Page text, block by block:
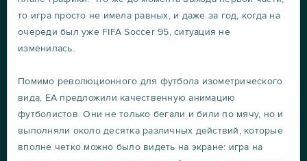
то игра просто не имела равных, и даже за год, когда на
очереди был уже FIFA Soccer 95, ситуация не
изменилась.
Помимо революционного для футбола изометрического
вида, ЕА предложили качественную анимацию
футболистов. Они не только бегали и били по мячу, но и
выполняли около десятка различных действий, которые
вполне четко можно было видеть на экране: игра на